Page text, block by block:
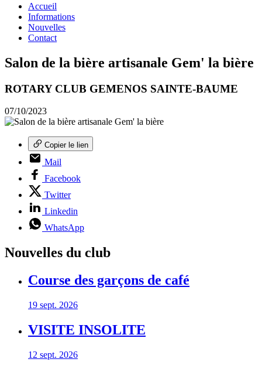
Accueil
Informations
Nouvelles
Contact
Salon de la bière artisanale Gem' la bière
ROTARY CLUB GEMENOS SAINTE-BAUME
07/10/2023
Copier le lien
Mail
Facebook
Twitter
Linkedin
WhatsApp
Nouvelles du club
Course des garçons de café
19 sept. 2026
VISITE INSOLITE
12 sept. 2026